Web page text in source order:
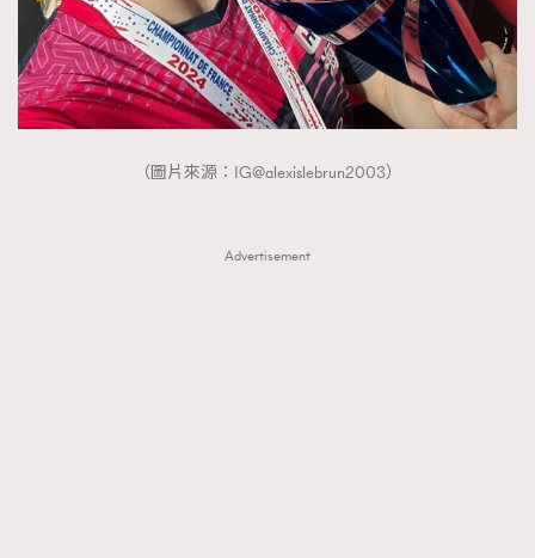
（圖片來源：IG@alexislebrun2003）
Advertisement